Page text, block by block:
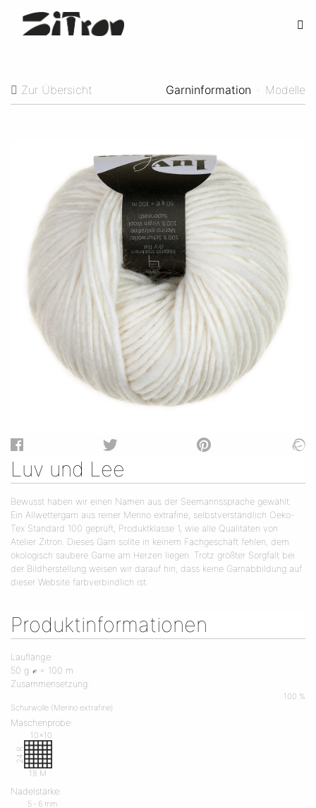
Zur Übersicht Garninformation · Modelle
Luv und Lee
Bewusst haben wir einen Namen aus der Seemannssprache gewählt.
Ein Allwettergarn aus reiner Merino extrafine, selbstverständlich Oeko-
Tex Standard 100 geprüft, Produktklasse 1, wie alle Qualitäten von
Atelier Zitron. Dieses Garn sollte in keinem Fachgeschäft fehlen, dem
ökologisch saubere Garne am Herzen liegen. Trotz größter Sorgfalt bei
der Bildherstellung weisen wir darauf hin, dass keine Garnabbildung auf
dieser Website farbverbindlich ist.
Produktinformationen
Lauflänge:
50 g ℯ = 100 m
Zusammensetzung:
100 %
Schurwolle (Merino extrafine)
Maschenprobe:
10x10
24 R
18 M
Nadelstärke:
5 ‐ 6 mm